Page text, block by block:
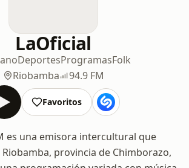
LaOficial
DeportesProgramasFolk
Riobamba
94.9 FM
Favoritos
es una emisora intercultural que
provincia de Chimborazo,